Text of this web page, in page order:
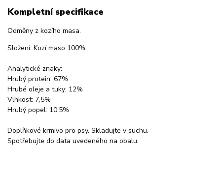
Kompletní specifikace
Odměny z kozího masa.
Složení: Kozí maso 100%.
Analytické znaky:
Hrubý protein: 67%
Hrubé oleje a tuky: 12%
Vlhkost: 7,5%
Hrubý popel: 10,5%
Doplňkové krmivo pro psy. Skladujte v suchu.
Spotřebujte do data uvedeného na obalu.